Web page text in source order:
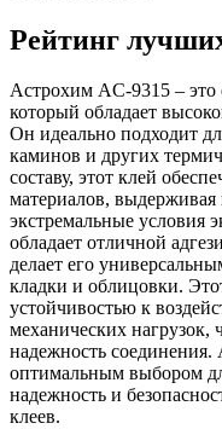
Рейтинг
Астрохим AC-9315 – это
который обладает
Он идеально подходит
каминов и других
составу, этот клей
материалов,
экстремальные условия
обладает отличной
делает его
кладки и облицовки.
устойчивостью к
механических нагрузок,
надежность соединения.
оптимальным выбором
надежность и
клеев.